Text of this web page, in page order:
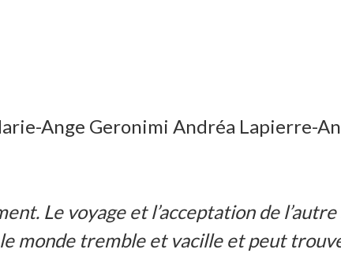
Ange Geronimi Andréa Lapierre-
Le voyage et l’acceptation de
monde tremble et vacille et peut